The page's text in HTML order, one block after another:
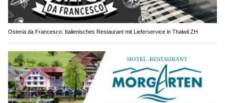
Osteria da Francesco: Italienisches Restaurant mit Lieferservice in Thalwil ZH